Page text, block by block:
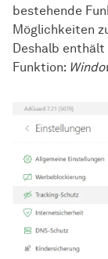
bestehende
Möglichkeiten
Deshalb enthält
Funktion: